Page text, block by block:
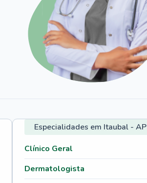
Especialidades em Itaubal - AP
Clínico Geral
Dermatologista